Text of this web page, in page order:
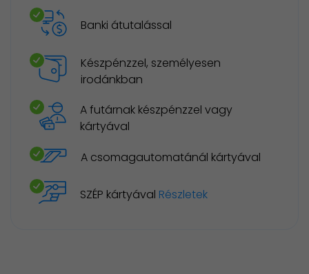
Banki átutalással
Készpénzzel, személyesen
irodánkban
A futárnak készpénzzel vagy
kártyával
A csomagautomatánál kártyával
SZÉP kártyával Részletek